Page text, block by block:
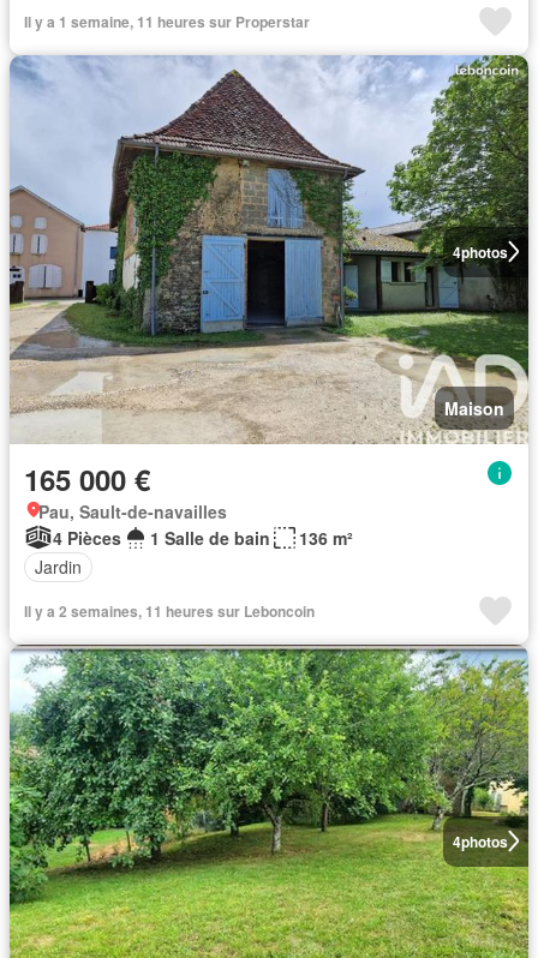
Il y a 1 semaine, 11 heures sur Properstar
4photos
Maison
165 000 €
Pau, Sault-de-navailles
4 Pièces
1 Salle de bain
136 m²
Jardin
Il y a 2 semaines, 11 heures sur Leboncoin
4photos